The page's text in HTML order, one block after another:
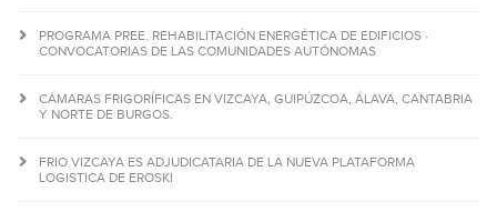
PROGRAMA PREE. REHABILITACIÓN ENERGÉTICA DE EDIFICIOS ·
CONVOCATORIAS DE LAS COMUNIDADES AUTÓNOMAS
CÁMARAS FRIGORÍFICAS EN VIZCAYA, GUIPÚZCOA, ÁLAVA, CANTABRIA
Y NORTE DE BURGOS.
FRIO VIZCAYA ES ADJUDICATARIA DE LA NUEVA PLATAFORMA
LOGISTICA DE EROSKI